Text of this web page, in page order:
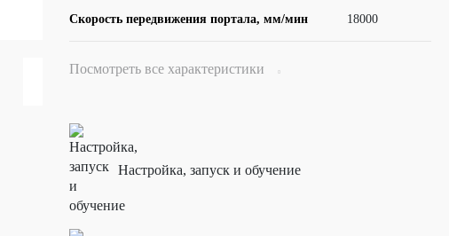
Каталог комплектующих
Скорость передвижения портала, мм/мин 18000
Посмотреть все характеристики
Настройка, запуск и обучение